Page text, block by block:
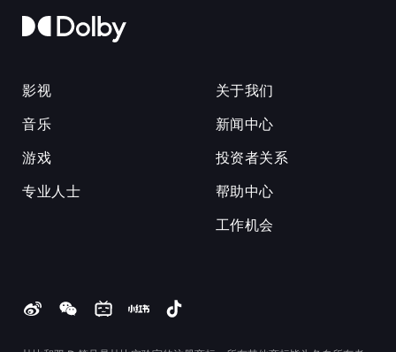
影视
音乐
游戏
专业人士
关于我们
新闻中心
投资者关系
帮助中心
工作机会